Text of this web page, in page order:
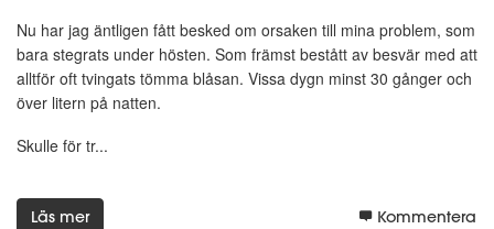
Nu har jag äntligen fått besked om orsaken till mina problem, som
bara stegrats under hösten. Som främst bestått av besvär med att
alltför oft tvingats tömma blåsan. Vissa dygn minst 30 gånger och
över litern på natten.
Skulle för tr...
Läs mer Kommentera